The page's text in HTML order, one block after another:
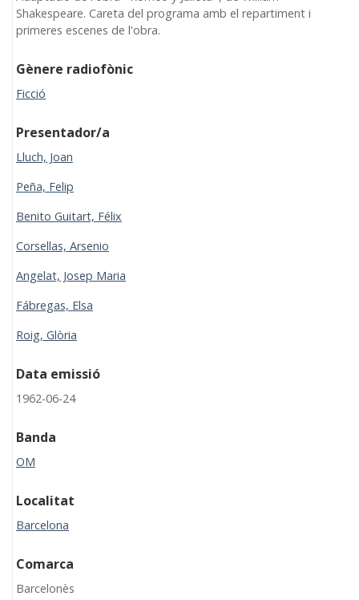
Shakespeare. Careta del programa amb el repartiment i
primeres escenes de l'obra.
Gènere radiofònic
Ficció
Presentador/a
Lluch, Joan
Peña, Felip
Benito Guitart, Félix
Corsellas, Arsenio
Angelat, Josep Maria
Fábregas, Elsa
Roig, Glòria
Data emissió
1962-06-24
Banda
OM
Localitat
Barcelona
Comarca
Barcelonès